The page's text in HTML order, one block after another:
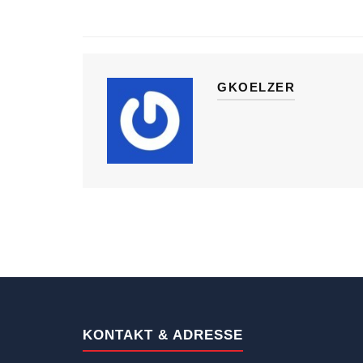
GKOELZER
KONTAKT & ADRESSE